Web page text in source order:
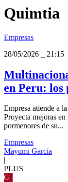
Quimtia
Empresas
28/05/2026
21:15
en Peru: los
Empresa atiende a
Proyecta mejoras
pormenores de su...
Empresas
Mayumi García
PLUS
G